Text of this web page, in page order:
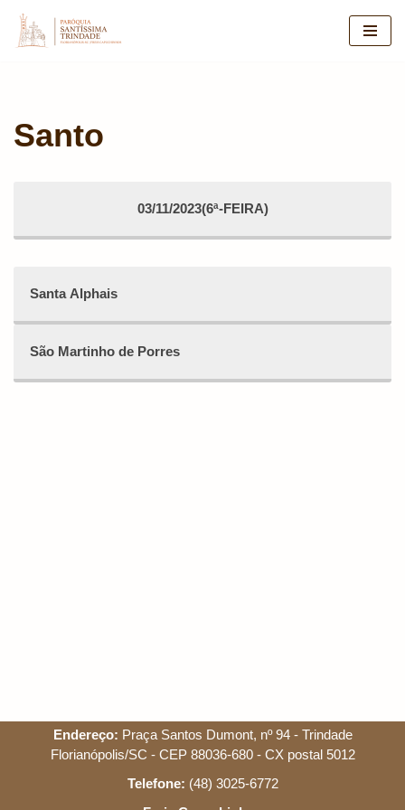
Pular
Santo
Santa Alphais
São Martinho de Porres
03/11/2023(6ª-FEIRA)
Endereço: Praça Santos Dumont, nº 94 - Trindade
Florianópolis/SC - CEP 88036-680 - CX postal 5012
Telefone: (48) 3025-6772